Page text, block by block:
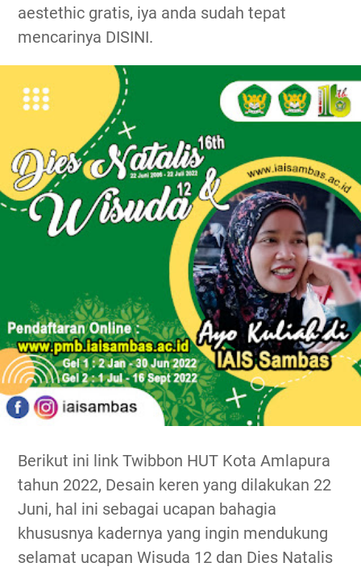
aestethic gratis, iya anda sudah tepat
mencarinya DISINI.
Berikut ini link Twibbon HUT Kota Amlapura
tahun 2022, Desain keren yang dilakukan 22
Juni, hal ini sebagai ucapan bahagia
khususnya kadernya yang ingin mendukung
selamat ucapan Wisuda 12 dan Dies Natalis